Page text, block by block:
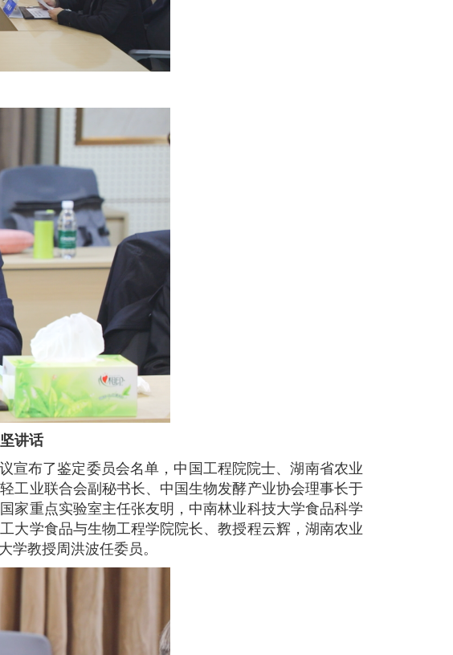
讲话
宣布了鉴定委员会名单，中国工程院院士、湖南省农业
工业联合会副秘书长、中国生物发酵产业协会理事长于
家重点实验室主任张友明，中南林业科技大学食品科学
大学食品与生物工程学院院长、教授程云辉，湖南农业
学教授周洪波任委员。